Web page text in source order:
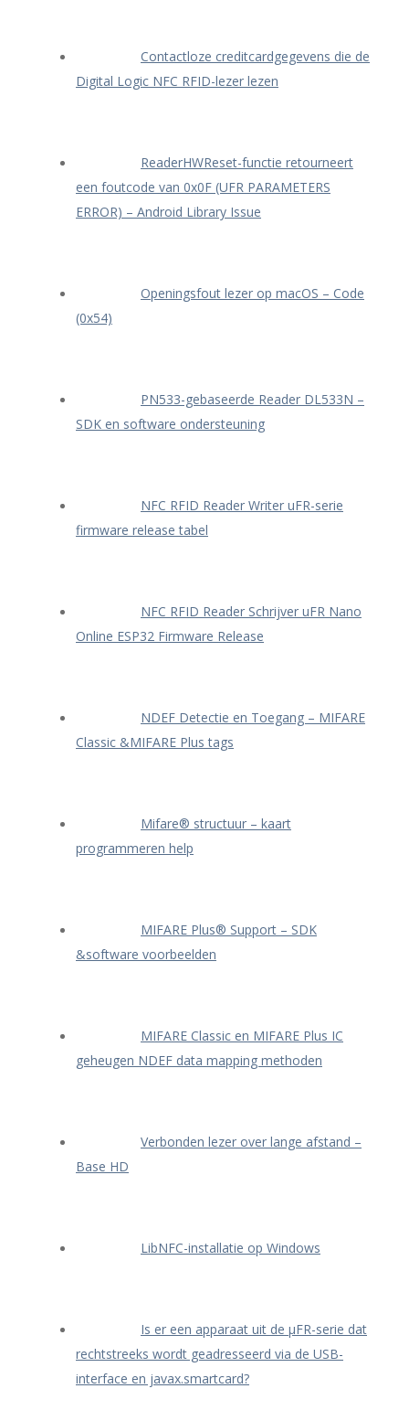
Contactloze creditcardgegevens die de
Digital Logic NFC RFID-lezer lezen
ReaderHWReset-functie retourneert
een foutcode van 0x0F (UFR PARAMETERS
ERROR) – Android Library Issue
Openingsfout lezer op macOS – Code
(0x54)
PN533-gebaseerde Reader DL533N –
SDK en software ondersteuning
NFC RFID Reader Writer uFR-serie
firmware release tabel
NFC RFID Reader Schrijver uFR Nano
Online ESP32 Firmware Release
NDEF Detectie en Toegang – MIFARE
Classic &MIFARE Plus tags
Mifare® structuur – kaart
programmeren help
MIFARE Plus® Support – SDK
&software voorbeelden
MIFARE Classic en MIFARE Plus IC
geheugen NDEF data mapping methoden
Verbonden lezer over lange afstand –
Base HD
LibNFC-installatie op Windows
Is er een apparaat uit de μFR-serie dat
rechtstreeks wordt geadresseerd via de USB-
interface en javax.smartcard?